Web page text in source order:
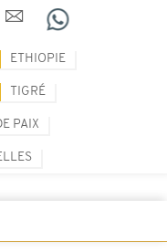
ETHIOPIE
TIGRÉ
PAIX